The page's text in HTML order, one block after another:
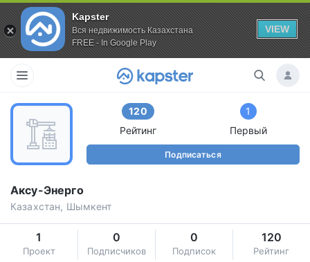
Kapster
Вся недвижимость Казахстана
FREE - In Google Play
VIEW
120
Рейтинг
1
Первый
Подписаться
Аксу-Энерго
Казахстан, Шымкент
1
Проект
0
Подписчиков
0
Подписок
120
Рейтинг